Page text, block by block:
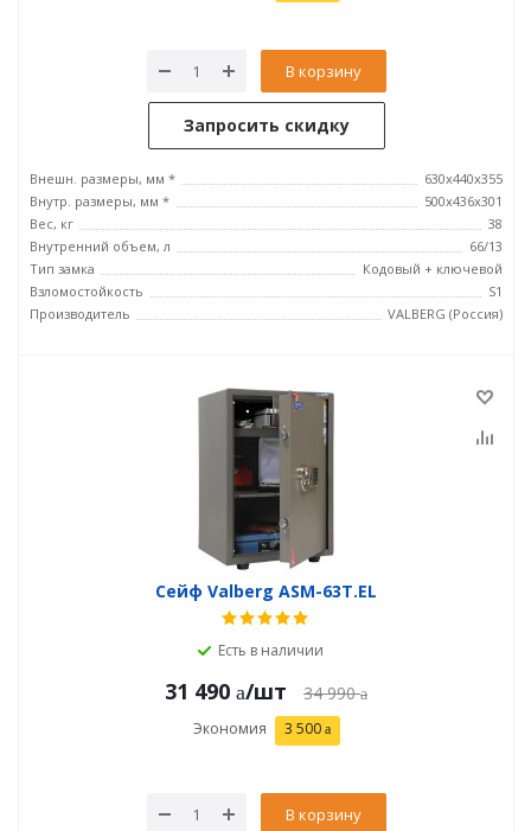
В корзину
Запросить скидку
Внешн. размеры, мм *
630x440x355
Внутр. размеры, мм *
500х436х301
Вес, кг
38
Внутренний объем, л
66/13
Тип замка
Кодовый + ключевой
Взломостойкость
S1
Производитель
VALBERG (Россия)
Сейф Valberg ASM-63Т.EL
Есть в наличии
31 490 /шт 34 990
Экономия 3 500
В корзину